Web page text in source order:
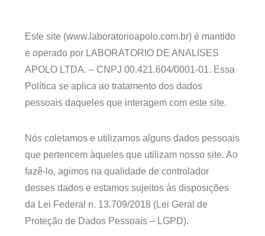
Este site (www.laboratorioapolo.com.br) é mantido
e operado por LABORATORIO DE ANALISES
APOLO LTDA. – CNPJ 00.421.604/0001-01. Essa
Política se aplica ao tratamento dos dados
pessoais daqueles que interagem com este site.
Nós coletamos e utilizamos alguns dados pessoais
que pertencem àqueles que utilizam nosso site. Ao
fazê-lo, agimos na qualidade de controlador
desses dados e estamos sujeitos às disposições
da Lei Federal n. 13.709/2018 (Lei Geral de
Proteção de Dados Pessoais – LGPD).